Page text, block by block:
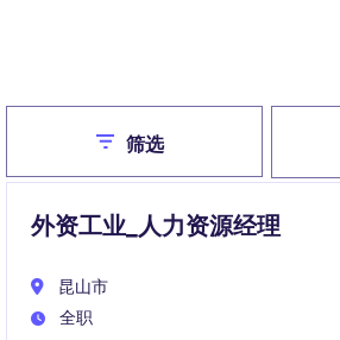
Close
筛选
外资工业_人力资源经理
昆山市
全职